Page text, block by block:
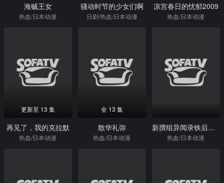
海贼王女
热血/日本动漫
骚动时节的少女们啊
日剧/热血/日本动漫
凉宫春日的忧郁2009
热血/日本动漫
更新至 13 集
再见了，我的克拉默
热血/日本动漫
全 13 集
散华礼弥
热血/日本动漫
新撰组异闻录铁后篇友命
热血/日本动漫